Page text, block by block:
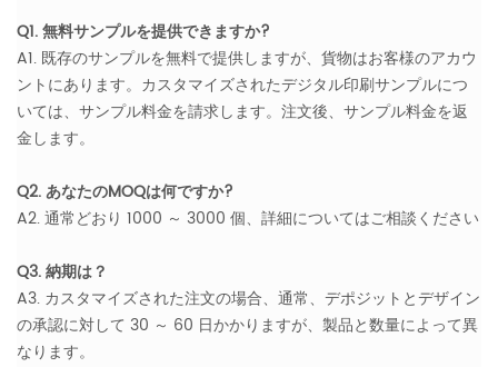
Q1. 無料サンプルを提供できますか?
A1. 既存のサンプルを無料で提供しますが、貨物はお客様のアカウ
ントにあります。カスタマイズされたデジタル印刷サンプルにつ
いては、サンプル料金を請求します。注文後、サンプル料金を返
金します。
Q2. あなたのMOQは何ですか?
A2. 通常どおり 1000 ～ 3000 個、詳細についてはご相談ください
Q3. 納期は？
A3. カスタマイズされた注文の場合、通常、デポジットとデザイン
の承認に対して 30 ～ 60 日かかりますが、製品と数量によって異
なります。